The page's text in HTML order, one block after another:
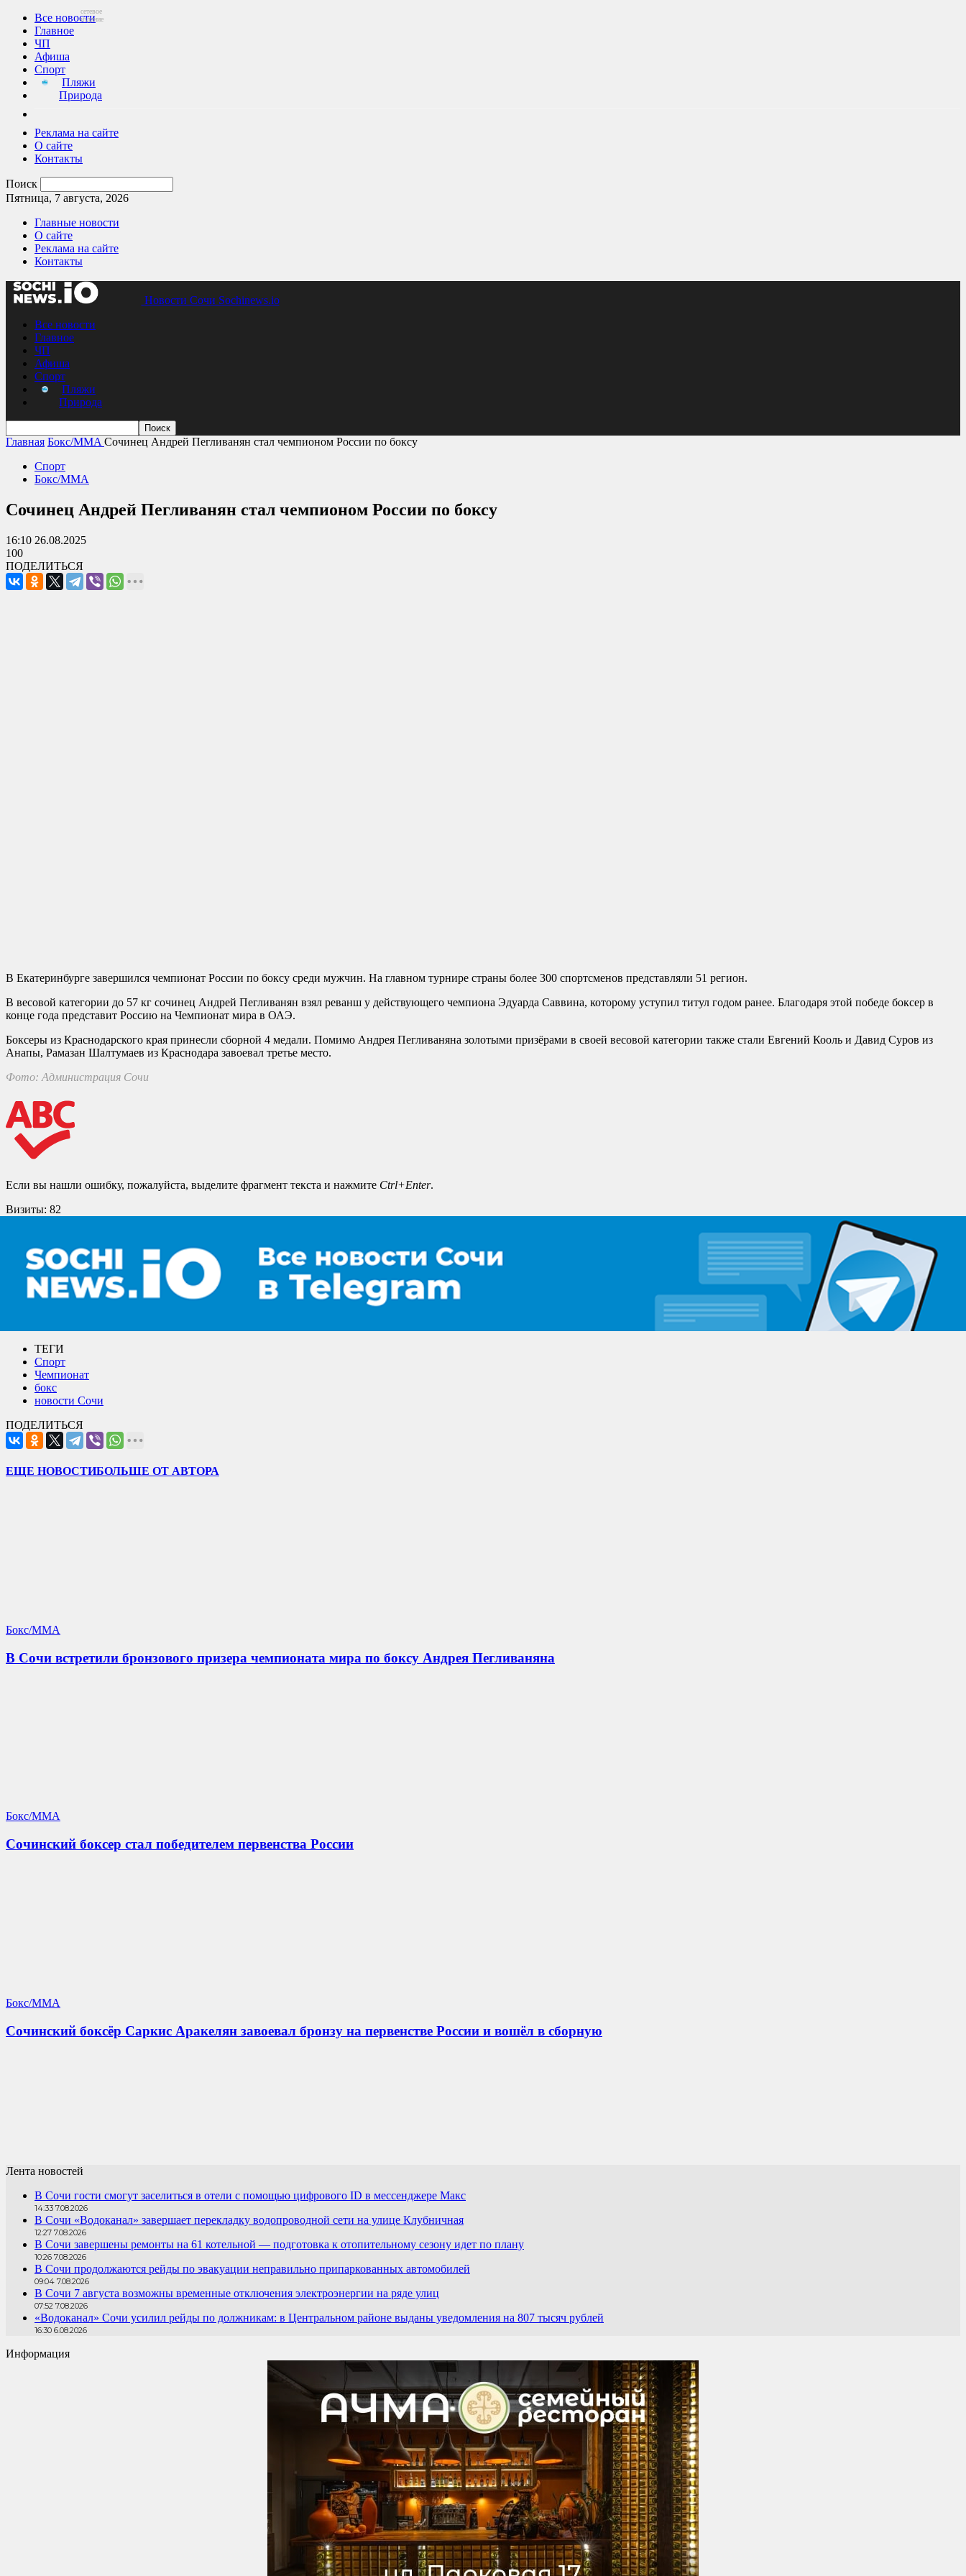
Все новости
Главное
ЧП
Афиша
Спорт
Пляжи
Природа
Реклама на сайте
О сайте
Контакты
Поиск
Пятница, 7 августа, 2026
Главные новости
О сайте
Реклама на сайте
Контакты
Новости Сочи Sochinews.io
сетевое
издание
Все новости
Главное
ЧП
Афиша
Спорт
Пляжи
Природа
Главная Бокс/MMA Сочинец Андрей Пегливанян стал чемпионом России по боксу
Спорт
Бокс/MMA
Сочинец Андрей Пегливанян стал чемпионом России по боксу
16:10 26.08.2025
100
ПОДЕЛИТЬСЯ
В Екатеринбурге завершился чемпионат России по боксу среди мужчин. На главном турнире страны более 300 спортсменов представляли 51 регион.
В весовой категории до 57 кг сочинец Андрей Пегливанян взял реванш у действующего чемпиона Эдуарда Саввина, которому уступил титул годом ранее. Благодаря этой победе боксер в
конце года представит Россию на Чемпионат мира в ОАЭ.
Боксеры из Краснодарского края принесли сборной 4 медали. Помимо Андрея Пегливаняна золотыми призёрами в своей весовой категории также стали Евгений Кооль и Давид Суров из
Анапы, Рамазан Шалтумаев из Краснодара завоевал третье место.
Фото: Администрация Сочи
Если вы нашли ошибку, пожалуйста, выделите фрагмент текста и нажмите Ctrl+Enter.
Визиты: 82
ТЕГИ
Спорт
Чемпионат
бокс
новости Сочи
ПОДЕЛИТЬСЯ
ЕЩЕ НОВОСТИБОЛЬШЕ ОТ АВТОРА
Бокс/MMA
В Сочи встретили бронзового призера чемпионата мира по боксу Андрея Пегливаняна
Бокс/MMA
Сочинский боксер стал победителем первенства России
Бокс/MMA
Сочинский боксёр Саркис Аракелян завоевал бронзу на первенстве России и вошёл в сборную
Лента новостей
В Сочи гости смогут заселиться в отели с помощью цифрового ID в мессенджере Макс
14:33 7.08.2026
В Сочи «Водоканал» завершает перекладку водопроводной сети на улице Клубничная
12:27 7.08.2026
В Сочи завершены ремонты на 61 котельной — подготовка к отопительному сезону идет по плану
10:26 7.08.2026
В Сочи продолжаются рейды по эвакуации неправильно припаркованных автомобилей
09:04 7.08.2026
В Сочи 7 августа возможны временные отключения электроэнергии на ряде улиц
07:52 7.08.2026
«Водоканал» Сочи усилил рейды по должникам: в Центральном районе выданы уведомления на 807 тысяч рублей
16:30 6.08.2026
Информация